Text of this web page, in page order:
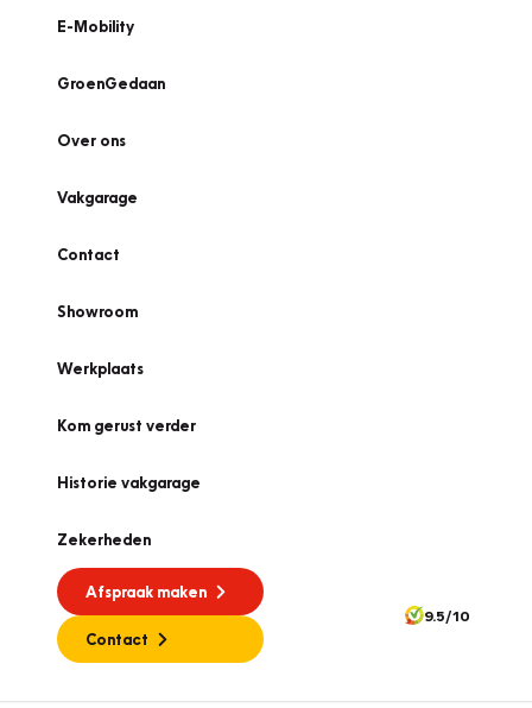
E-Mobility
GroenGedaan
Over ons
Vakgarage
Contact
Showroom
Werkplaats
Kom gerust verder
Historie vakgarage
Zekerheden
Afspraak maken
Contact
9.5/10